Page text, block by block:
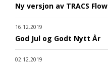
Ny versjon av TRACS Flow
16.12.2019
God Jul og Godt Nytt År
02.12.2019